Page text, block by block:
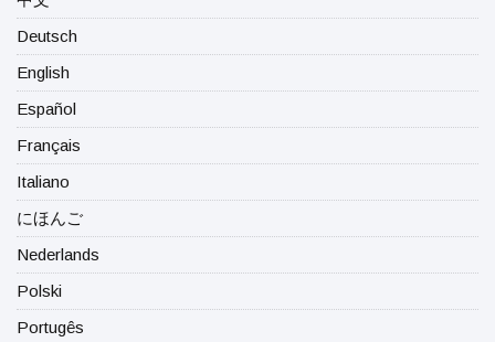
Deutsch
English
Español
Français
Italiano
にほんご
Nederlands
Polski
Portugês